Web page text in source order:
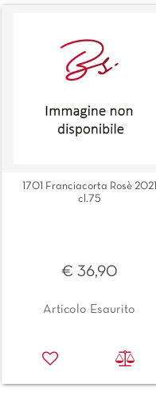
1701 Franciacorta Rosè 2021
cl.75
€ 36,90
Articolo Esaurito